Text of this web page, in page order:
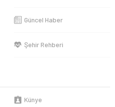
Güncel Haber
Şehir Rehberi
Künye